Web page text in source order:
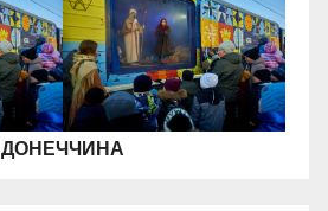
ДОНЕЧЧИНА